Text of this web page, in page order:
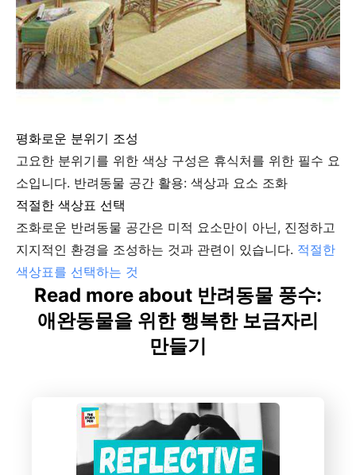
평화로운 분위기 조성
고요한 분위기를 위한 색상 구성은 휴식처를 위한 필수 요
소입니다. 반려동물 공간 활용: 색상과 요소 조화
적절한 색상표 선택
조화로운 반려동물 공간은 미적 요소만이 아닌, 진정하고
지지적인 환경을 조성하는 것과 관련이 있습니다. 적절한
색상표를 선택하는 것
Read more about 반려동물 풍수:
애완동물을 위한 행복한 보금자리
만들기